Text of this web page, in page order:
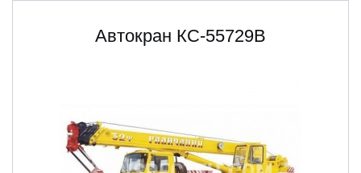
Автокран КС-55729В